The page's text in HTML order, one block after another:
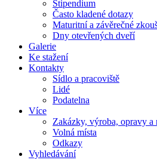
Stipendium
Často kladené dotazy
Maturitní a závěrečné
Dny otevřených dveří
Galerie
Ke stažení
Kontakty
Sídlo a pracoviště
Lidé
Podatelna
Více
Zakázky, výroba, opravy a
Volná místa
Odkazy
Vyhledávání